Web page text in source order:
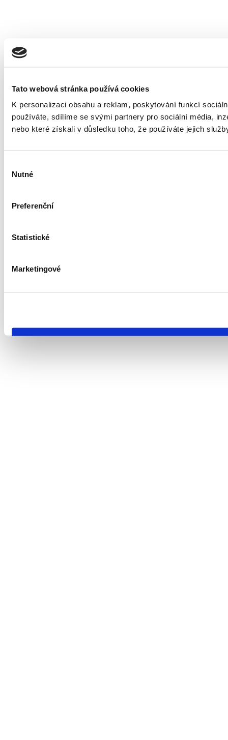
Tato webová stránka používá cookies
K personalizaci obsahu a reklam, poskytování funkcí
používáte, sdílíme se svými partnery pro sociální média,
nebo které získali v důsledku toho, že používáte jejich
souhlasu
Nutné
Preferenční
Statistické
Marketingové